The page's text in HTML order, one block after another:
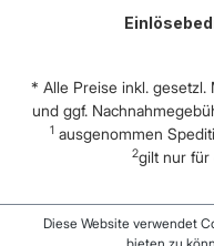
* Alle Preise inkl.
und ggf.
1 ausgenommen
2gilt nur für
Diese Website verwendet